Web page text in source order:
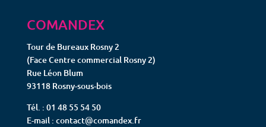
COMANDEX
Tour de Bureaux Rosny 2
(Face Centre commercial Rosny 2)
Rue Léon Blum
93118 Rosny-sous-bois
Tél. : 01 48 55 54 50
E-mail : contact@comandex.fr